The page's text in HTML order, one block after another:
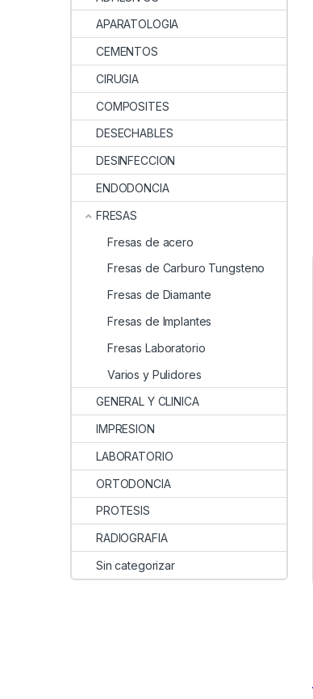
APARATOLOGIA
CEMENTOS
CIRUGIA
COMPOSITES
DESECHABLES
DESINFECCION
ENDODONCIA
FRESAS
Fresas de acero
Fresas de Carburo Tungsteno
Fresas de Diamante
Fresas de Implantes
Fresas Laboratorio
Varios y Pulidores
GENERAL Y CLINICA
IMPRESION
LABORATORIO
ORTODONCIA
PROTESIS
RADIOGRAFIA
Sin categorizar